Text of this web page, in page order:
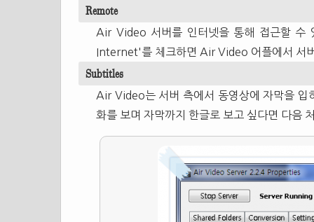
Remote
Air Video 서버를 인터넷을 통해 접근할
Internet'를 체크하면 Air Video 어플에서 서
Subtitles
Air Video는 서버 측에서 동영상에 자막을
화를 보며 자막까지 한글로 보고 싶다면 다음